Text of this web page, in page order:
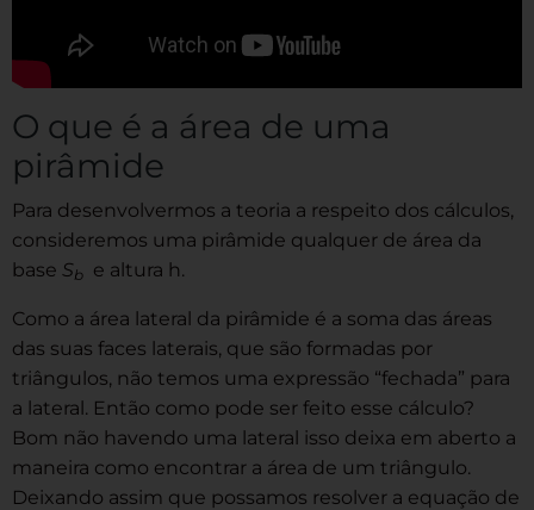
O que é a área de uma
pirâmide
Para desenvolvermos a teoria a respeito dos cálculos,
consideremos uma pirâmide qualquer de área da
base Sb e altura h.
Como a área lateral da pirâmide é a soma das áreas
das suas faces laterais, que são formadas por
triângulos, não temos uma expressão “fechada” para
a lateral. Então como pode ser feito esse cálculo?
Bom não havendo uma lateral isso deixa em aberto a
maneira como encontrar a área de um triângulo.
Deixando assim que possamos resolver a equação de